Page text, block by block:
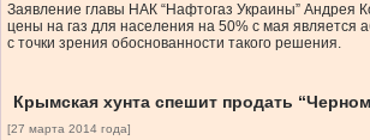
Заявление главы НАК “Нафтогаз Украины” Андрея
цены на газ для населения на 50% с мая является
с точки зрения обоснованности такого решения.
Крымская хунта спешит продать
[27 марта 2014 года]